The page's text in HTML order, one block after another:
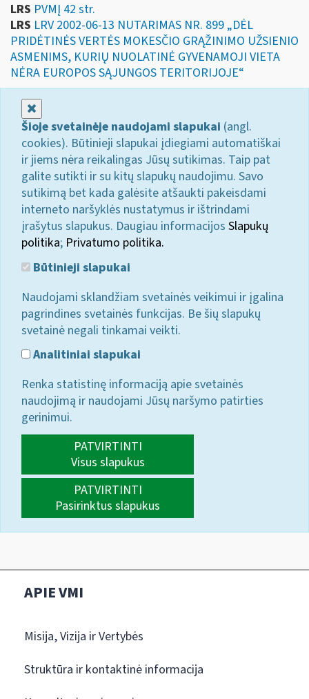
LRS PVMĮ 42 str.
LRS LRV 2002-06-13 NUTARIMAS NR. 899 „DĖL
PRIDĖTINĖS VERTĖS MOKESČIO GRĄŽINIMO UŽSIENIO
ASMENIMS, KURIŲ NUOLATINĖ GYVENAMOJI VIETA
NĖRA EUROPOS SĄJUNGOS TERITORIJOJE“
Šioje svetainėje naudojami slapukai (angl.
cookies). Būtinieji slapukai įdiegiami automatiškai
ir jiems nėra reikalingas Jūsų sutikimas. Taip pat
galite sutikti ir su kitų slapukų naudojimu. Savo
sutikimą bet kada galėsite atšaukti pakeisdami
interneto naršyklės nustatymus ir ištrindami
įrašytus slapukus. Daugiau informacijos Slapukų
politika; Privatumo politika.
Būtinieji slapukai
Naudojami sklandžiam svetainės veikimui ir įgalina
pagrindines svetainės funkcijas. Be šių slapukų
svetainė negali tinkamai veikti.
Analitiniai slapukai
Renka statistinę informaciją apie svetainės
naudojimą ir naudojami Jūsų naršymo patirties
gerinimui.
PATVIRTINTI
Visus slapukus
PATVIRTINTI
Pasirinktus slapukus
APIE VMI
Misija, Vizija ir Vertybės
Struktūra ir kontaktinė informacija